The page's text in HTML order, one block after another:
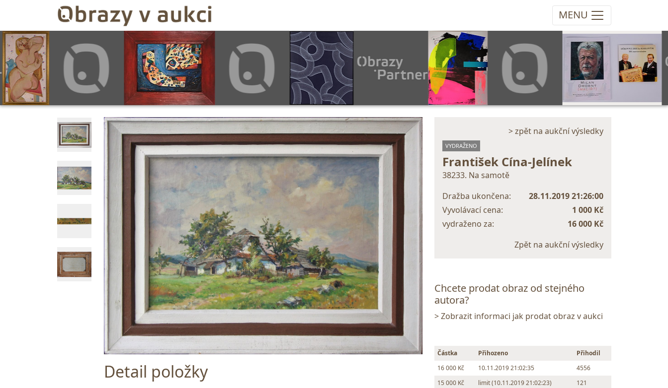
MENU
Detail položky
> zpět na aukční výsledky
VYDRAŽENO
František Cína-Jelínek
38233. Na samotě
Dražba ukončena:
28.11.2019 21:26:00
Vyvolávací cena:
1 000 Kč
vydraženo za:
16 000 Kč
Zpět na aukční výsledky
Chcete prodat obraz od stejného
autora?
> Zobrazit informaci jak prodat obraz v aukci
Částka Přihozeno
Přihodil
16 000 Kč
10.11.2019 21:02:35
4556
15 000 Kč
limit (10.11.2019 21:02:23)
121